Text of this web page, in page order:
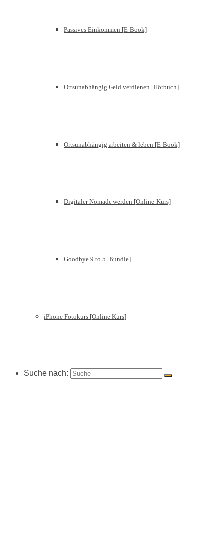
Passives Einkommen [E-Book]
Ortsunabhängig Geld verdienen [Hörbuch]
Ortsunabhängig arbeiten & leben [E-Book]
Digitaler Nomade werden [Online-Kurs]
Goodbye 9 to 5 [Bundle]
iPhone Fotokurs [Online-Kurs]
Suche nach: